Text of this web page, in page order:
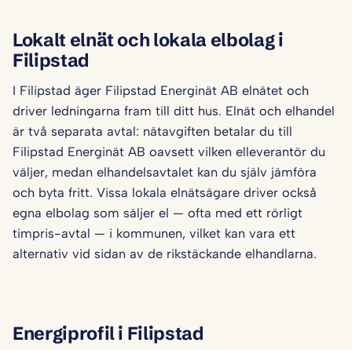
Lokalt elnät och lokala elbolag i
Filipstad
I Filipstad äger Filipstad Energinät AB elnätet och
driver ledningarna fram till ditt hus. Elnät och elhandel
är två separata avtal: nätavgiften betalar du till
Filipstad Energinät AB oavsett vilken elleverantör du
väljer, medan elhandelsavtalet kan du själv jämföra
och byta fritt. Vissa lokala elnätsägare driver också
egna elbolag som säljer el — ofta med ett rörligt
timpris-avtal — i kommunen, vilket kan vara ett
alternativ vid sidan av de rikstäckande elhandlarna.
Energiprofil i Filipstad